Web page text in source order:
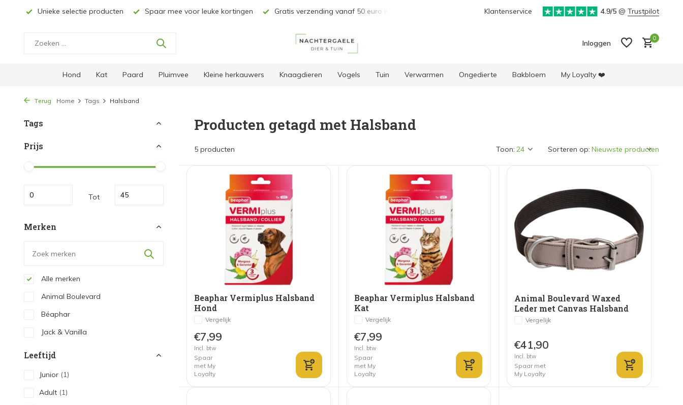
Unieke selectie producten Spaar mee voor leuke kortingen Gratis verzending vanaf 50 euro in BE & NL* Unieke selectie producten
Klantenservice 4.9/5 @ Trustpilot
Inloggen
0
Hond Kat Paard Pluimvee Kleine herkauwers Knaagdieren Vogels Tuin Verwarmen Ongedierte Bakbloem My Loyalty ❤️
Terug Home Tags Halsband
Tags
Prijs
Tot
Merken
Alle merken
Animal Boulevard
Béaphar
Jack & Vanilla
Leeftijd
Junior (1)
Adult (1)
Producten getagd met Halsband
5 producten Toon: Sorteren op:
Beaphar Vermiplus Halsband
Hond
Vergelijk
€7,99
Incl. btw
Spaar
met My
Loyalty
Beaphar Vermiplus Halsband
Kat
Vergelijk
€7,99
Incl. btw
Spaar
met My
Loyalty
Animal Boulevard Waxed
Leder met Canvas Halsband
Hond Grijs/Bruin
Vergelijk
€41,90
Incl. btw
Spaar met
My Loyalty